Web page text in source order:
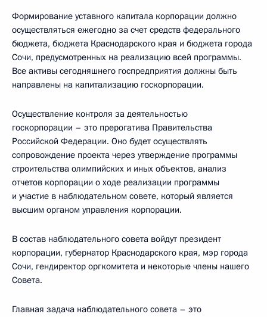
Формирование уставного капитала корпорации должно
осуществляться ежегодно за счет средств федерального
бюджета, бюджета Краснодарского края и бюджета города
Сочи, предусмотренных на реализацию всей программы.
Все активы сегодняшнего госпредприятия должны быть
направлены на капитализацию госкорпорации.
Осуществление контроля за деятельностью
госкорпорации – это прерогатива Правительства
Российской Федерации. Оно будет осуществлять
сопровождение проекта через утверждение программы
строительства олимпийских и иных объектов, анализ
отчетов корпорации о ходе реализации программы
и участие в наблюдательном совете, который является
высшим органом управления корпорации.
В состав наблюдательного совета войдут президент
корпорации, губернатор Краснодарского края, мэр города
Сочи, гендиректор оргкомитета и некоторые члены нашего
Совета.
Главная задача наблюдательного совета – это